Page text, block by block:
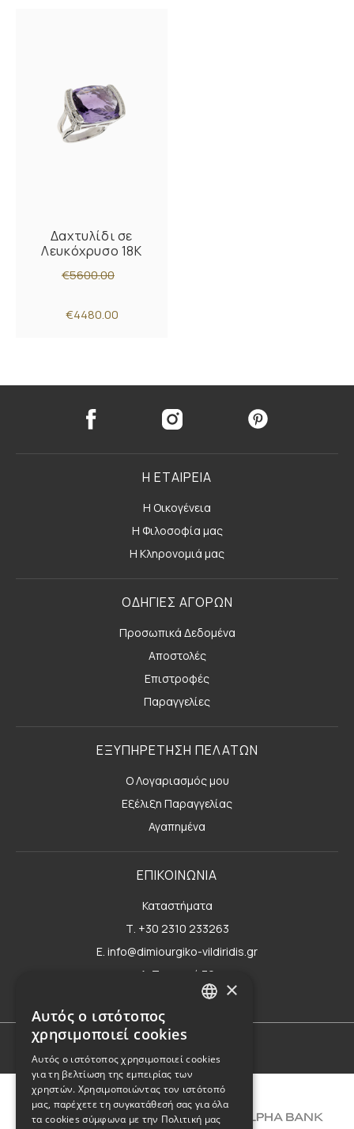
Δαχτυλίδι σε
Λευκόχρυσο 18K
€5600.00
€4480.00
Η ΕΤΑΙΡΕΙΑ
Η Οικογένεια
Η Φιλοσοφία μας
Η Κληρονομιά μας
ΟΔΗΓΙΕΣ ΑΓΟΡΩΝ
Προσωπικά Δεδομένα
Αποστολές
Επιστροφές
Παραγγελίες
ΕΞΥΠΗΡΕΤΗΣΗ ΠΕΛΑΤΩΝ
Ο Λογαριασμός μου
Εξέλιξη Παραγγελίας
Αγαπημένα
ΕΠΙΚΟΙΝΩΝΙΑ
Καταστήματα
Τ. +30 2310 233263
E. info@dimiourgiko-vildiridis.gr
Δ. Τσιμισκή 70
Φόρμα επικοινωνίας×
Αυτός ο ιστότοπος
χρησιμοποιεί cookies
Αυτός ο ιστότοπος χρησιμοποιεί cookies
για τη βελτίωση της εμπειρίας των
χρηστών. Χρησιμοποιώντας τον ιστότοπό
μας, παρέχετε τη συγκατάθεσή σας για όλα
τα cookies σύμφωνα με την Πολιτική μας